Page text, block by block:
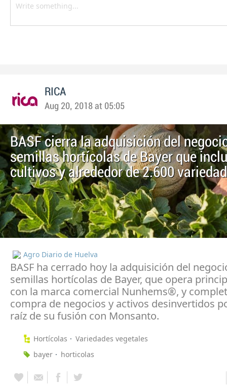
RICA
Aug 20, 2018 at 05:05
BASF cierra la adquisición del
semillas hortícolas de Bayer que
cultivos y alrededor de 2.600
Agro Diario de Huelva
BASF ha cerrado hoy la adquisición del
semillas hortícolas de Bayer, que opera
con la marca comercial Nunhems®, y
compra de negocios y activos desinvertidos
raíz de su fusión con Monsanto.
Hortícolas
Variedades vegetales
bayer
horticolas